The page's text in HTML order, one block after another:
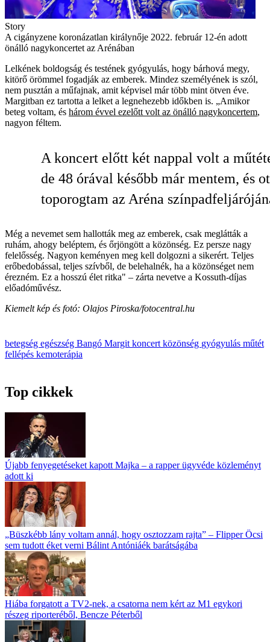
Story
A cigányzene koronázatlan királynője 2022. február 12-én adott
önálló nagykoncertet az Arénában
Lelkének boldogság és testének gyógyulás, hogy bárhová megy,
kitörő örömmel fogadják az emberek. Mindez személyének is szól,
nem pusztán a műfajnak, amit képvisel már több mint ötven éve.
Margitban ez tartotta a lelket a legnehezebb időkben is. „Amikor
beteg voltam, és három évvel ezelőtt volt az önálló nagykoncertem,
nagyon féltem.
A koncert előtt két nappal volt a
de 48 órával később már mentem, és
toporogtam az Aréna
Még a nevemet sem hallották meg az emberek, csak meglátták a
ruhám, ahogy beléptem, és őrjöngött a közönség. Ez persze nagy
felelősség. Nagyon keményen meg kell dolgozni a sikerért. Teljes
erőbedobással, teljes szívből, de belehalnék, ha a közönséget nem
érezném. Ez a hosszú élet ritka" – zárta nevetve a Kossuth-díjas
előadóművész.
Kiemelt kép és fotó: Olajos Piroska/fotocentral.hu
betegség egészség Bangó Margit koncert közönség gyógyulás műtét
fellépés kemoterápia
Top cikkek
Újabb fenyegetéseket kapott Majka – a rapper ügyvéde közleményt
adott ki
„Büszkébb lány voltam annál, hogy osztozzam rajta” – Flipper Öcsi
sem tudott éket verni Bálint Antóniáék barátságába
Hiába forgatott a TV2-nek, a csatorna nem kért az M1 egykori
részeg riporteréből, Bencze Péterből